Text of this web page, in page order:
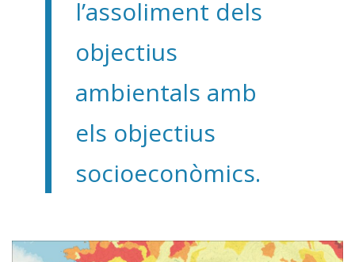
l’assoliment dels
objectius
ambientals amb
els objectius
socioeconòmics.